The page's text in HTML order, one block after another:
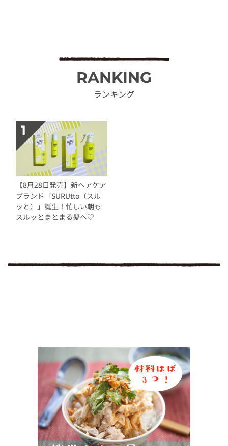
RANKING
ランキング
【8月28日発売】新ヘアケア
ブランド「SURUtto（スル
ッと）」誕生！忙しい朝も
スルッとまとまる髪へ♡